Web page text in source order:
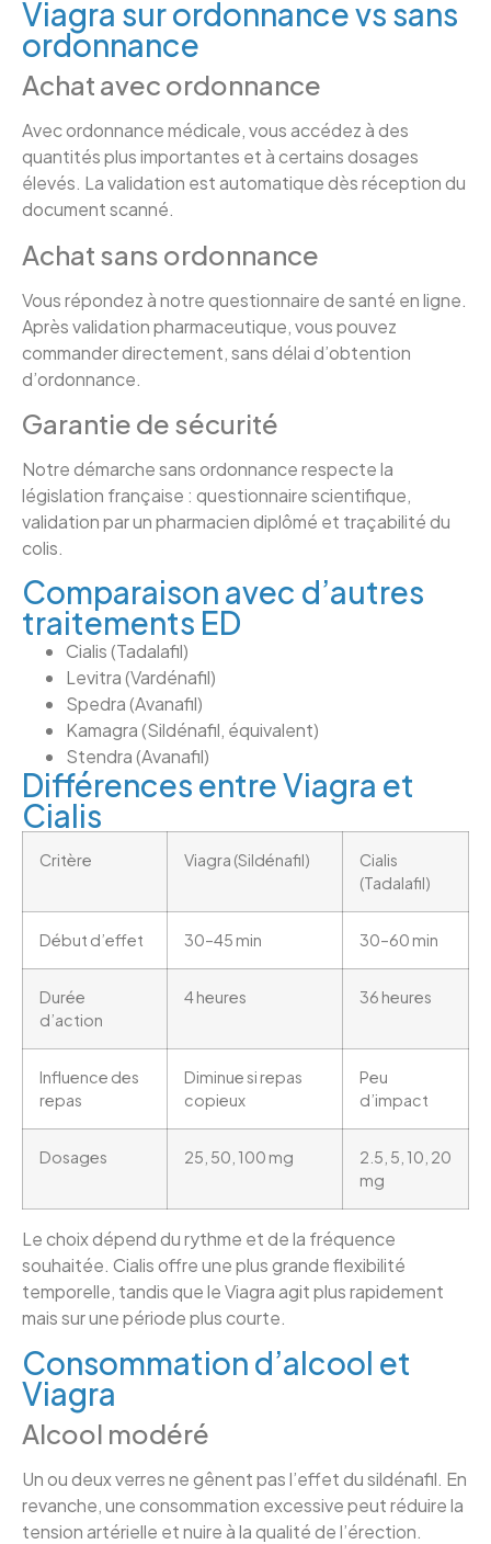
Viagra sur ordonnance vs sans
ordonnance
Achat avec ordonnance
Avec ordonnance médicale, vous accédez à des
quantités plus importantes et à certains dosages
élevés. La validation est automatique dès réception du
document scanné.
Achat sans ordonnance
Vous répondez à notre questionnaire de santé en ligne.
Après validation pharmaceutique, vous pouvez
commander directement, sans délai d’obtention
d’ordonnance.
Garantie de sécurité
Notre démarche sans ordonnance respecte la
législation française : questionnaire scientifique,
validation par un pharmacien diplômé et traçabilité du
colis.
Comparaison avec d’autres
traitements ED
Cialis (Tadalafil)
Levitra (Vardénafil)
Spedra (Avanafil)
Kamagra (Sildénafil, équivalent)
Stendra (Avanafil)
Différences entre Viagra et
Cialis
Critère Viagra (Sildénafil)
Cialis
(Tadalafil)
Début d’effet 30–45 min 30–60 min
Durée
d’action
4 heures 36 heures
Influence des
repas
Diminue si repas
copieux
Peu
d’impact
Dosages 25, 50, 100 mg
2.5, 5, 10, 20
mg
Le choix dépend du rythme et de la fréquence
souhaitée. Cialis offre une plus grande flexibilité
temporelle, tandis que le Viagra agit plus rapidement
mais sur une période plus courte.
Consommation d’alcool et
Viagra
Alcool modéré
Un ou deux verres ne gênent pas l’effet du sildénafil. En
revanche, une consommation excessive peut réduire la
tension artérielle et nuire à la qualité de l’érection.